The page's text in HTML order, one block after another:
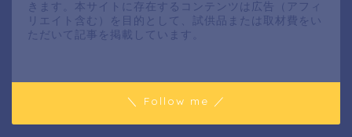
きます。本サイトに存在するコンテンツは広告（アフィ
リエイト含む）を目的として、試供品または取材費をい
ただいて記事を掲載しています。
＼ Follow me ／